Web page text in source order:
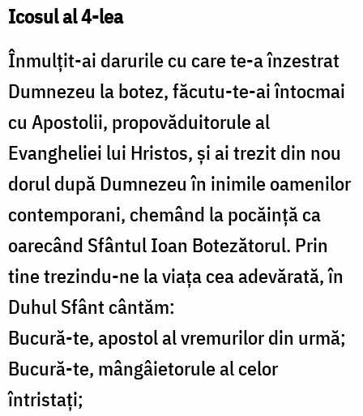
Icosul al 4-lea
Înmulţit-ai darurile cu care te-a înzestrat
Dumnezeu la botez, făcutu-te-ai întocmai
cu Apostolii, propovăduitorule al
Evangheliei lui Hristos, şi ai trezit din nou
dorul după Dumnezeu în inimile oamenilor
contemporani, chemând la pocăinţă ca
oarecând Sfântul Ioan Botezătorul. Prin
tine trezindu-ne la viaţa cea adevărată, în
Duhul Sfânt cântăm:
Bucură-te, apostol al vremurilor din urmă;
Bucură-te, mângâietorule al celor
întristaţi;